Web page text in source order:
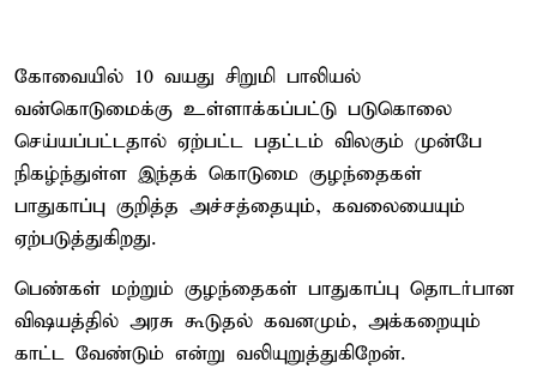
கோவையில் 10 வயது சிறுமி பாலியல்
வன்கொடுமைக்கு உள்ளாக்கப்பட்டு படுகொலை
செய்யப்பட்டதால் ஏற்பட்ட பதட்டம் விலகும் முன்பே
நிகழ்ந்துள்ள இந்தக் கொடுமை குழந்தைகள்
பாதுகாப்பு குறித்த அச்சத்தையும், கவலையையும்
ஏற்படுத்துகிறது.
பெண்கள் மற்றும் குழந்தைகள் பாதுகாப்பு தொடர்பான
விஷயத்தில் அரசு கூடுதல் கவனமும், அக்கறையும்
காட்ட வேண்டும் என்று வலியுறுத்துகிறேன்.